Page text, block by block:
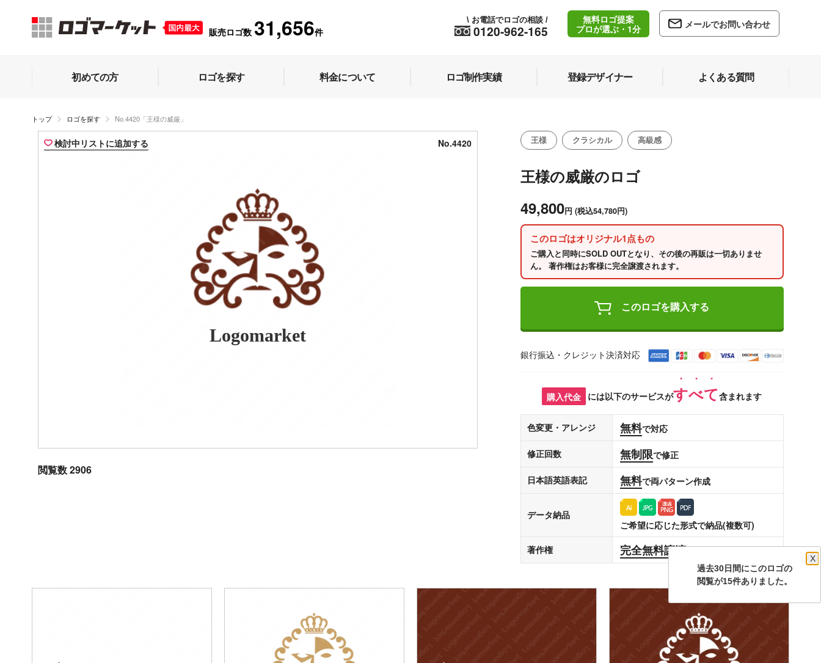
販売ロゴ数 31,656件 0120-962-165
\ お電話でロゴの相談 /
無料ロゴ提案
プロが選ぶ・1分
メールでお問い合わせ
初めての方 ロゴを探す 料金について ロゴ制作実績 登録デザイナー よくある質問
トップ ロゴを探す No.4420「王様の威厳」
検討中リストに追加する No.4420
Logomarket
閲覧数 2906
王様 クラシカル 高級感
王様の威厳のロゴ
49,800円 (税込54,780円)
このロゴはオリジナル1点もの
ご購入と同時にSOLD OUTとなり、その後の再販は一切ありませ
ん。 著作権はお客様に完全譲渡されます。
このロゴを購入する
銀行振込・クレジット決済対応
購入代金 には以下のサービスがすべて含まれます
色変更・アレンジ 無料で対応
修正回数 無制限で修正
日本語英語表記 無料で両パターン作成
データ納品
ご希望に応じた形式で納品(複数可)
著作権
完全無料譲渡します
過去30日間にこのロゴの
X
閲覧が15件ありました。